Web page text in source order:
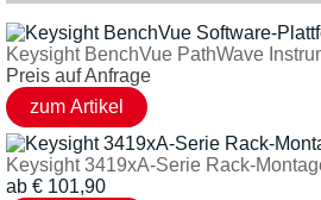
Keysight BenchVue PathWave
Preis auf Anfrage
Keysight 3419xA-Serie Rack-
ab € 101,90